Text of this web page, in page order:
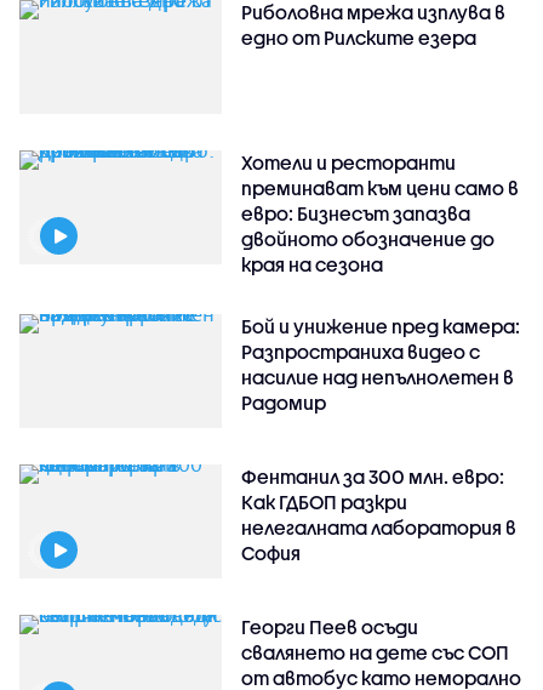
Риболовна мрежа изплува в
едно от Рилските езера
Хотели и ресторанти
преминават към цени само в
евро: Бизнесът запазва
двойното обозначение до
края на сезона
Бой и унижение пред камера:
Разпространиха видео с
насилие над непълнолетен в
Радомир
Фентанил за 300 млн. евро:
Как ГДБОП разкри
нелегалната лаборатория в
София
Георги Пеев осъди
свалянето на дете със СОП
от автобус като неморално